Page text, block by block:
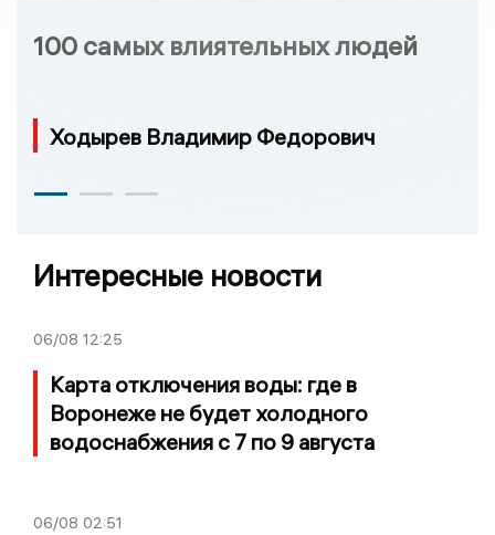
100 самых влиятельных людей
Ходырев Владимир Федорович
Интересные новости
06/08 12:25
Карта отключения воды: где в
Воронеже не будет холодного
водоснабжения с 7 по 9 августа
06/08 02:51